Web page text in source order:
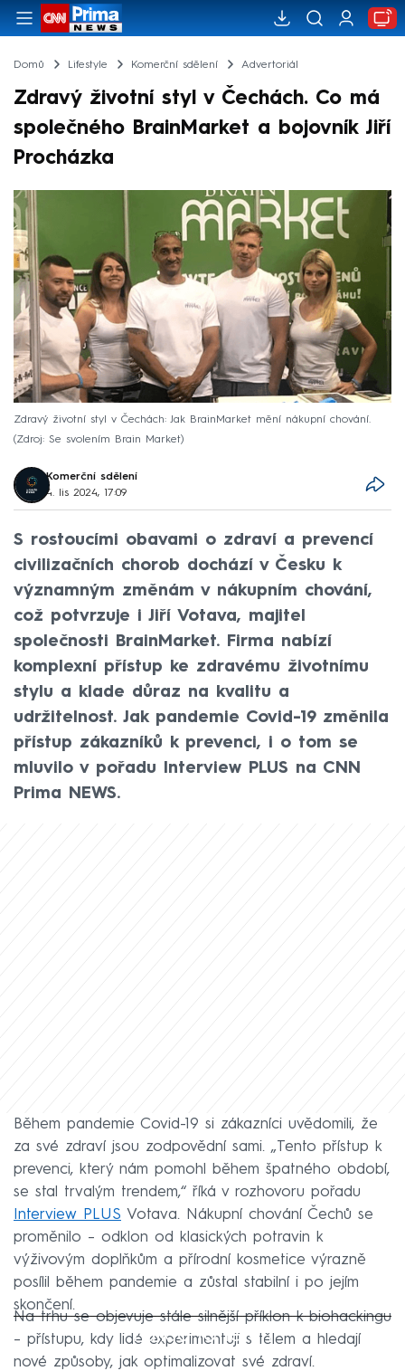
Domů Lifestyle Komerční sdělení Advertoriál
Zdravý životní styl v Čechách. Co má
společného BrainMarket a bojovník Jiří
Procházka
Zdravý životní styl v Čechách: Jak BrainMarket mění nákupní chování.
Zdroj: Se svolením Brain Market
Komerční sdělení
4. lis 2024, 17:09
S rostoucími obavami o zdraví a prevencí
civilizačních chorob dochází v Česku k
významným změnám v nákupním chování,
což potvrzuje i Jiří Votava, majitel
společnosti BrainMarket. Firma nabízí
komplexní přístup ke zdravému životnímu
stylu a klade důraz na kvalitu a
udržitelnost. Jak pandemie Covid-19 změnila
přístup zákazníků k prevenci, i o tom se
mluvilo v pořadu Interview PLUS na CNN
Prima NEWS.
Během pandemie Covid-19 si zákazníci uvědomili, že
za své zdraví jsou zodpovědní sami. „Tento přístup k
prevenci, který nám pomohl během špatného období,
se stal trvalým trendem,“ říká v rozhovoru pořadu
Interview PLUS Votava. Nákupní chování Čechů se
proměnilo – odklon od klasických potravin k
výživovým doplňkům a přírodní kosmetice výrazně
posílil během pandemie a zůstal stabilní i po jejím
skončení.
Failed to fetch
Na trhu se objevuje stále silnější příklon k biohackingu
– přístupu, kdy lidé experimentují s tělem a hledají
nové způsoby, jak optimalizovat své zdraví.